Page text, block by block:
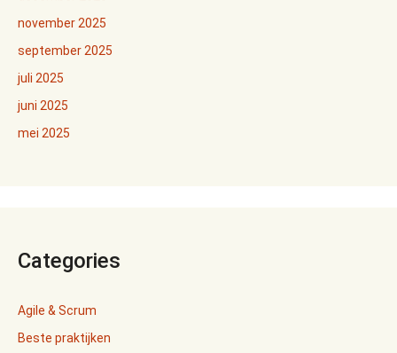
november 2025
september 2025
juli 2025
juni 2025
mei 2025
Categories
Agile & Scrum
Beste praktijken